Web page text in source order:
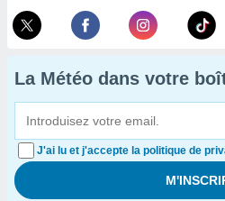
La Météo dans votre
J'ai lu et j'accepte la politique de